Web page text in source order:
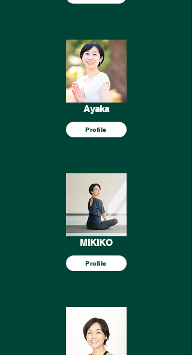
Ayaka
Profile
MIKIKO
Profile